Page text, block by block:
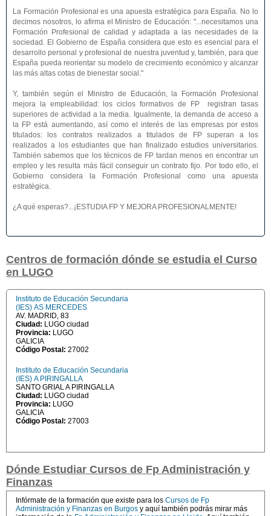
La Formación Profesional es una apuesta estratégica para España. No lo
decimos nosotros, lo afirma el Ministro de Educación: "...necesitamos una
Formación Profesional de calidad y adaptada a las necesidades de la
sociedad. El Gobierno de España considera que esto es esencial para el
desarrollo personal y profesional de nuestra juventud y, también, para que
España pueda reorientar su modelo de crecimiento económico y alcanzar
las más altas cotas de bienestar social."
Y, también según el Ministro de Educación, la Formación Profesional
mejora la empleabilidad: los ciclos formativos de FP registran tasas
superiores de actividad a la media. Igualmente, la demanda de acceso a
la FP está aumentando, así como el interés de las empresas por estos
titulados: los contratos realizados a titulados de FP superan a los
realizados a los estudiantes que han finalizado estudios universitarios.
También sabemos que los técnicos de FP tardan menos en encontrar un
empleo y les resulta más fácil conseguir un contrato fijo. Por todo ello, el
Gobierno considera la Formación Profesional como una apuesta
estratégica.
¿A qué esperas?...¡ESTUDIA FP Y MEJORA PROFESIONALMENTE!
Centros de formación dónde se estudia el Curso
en LUGO
Instituto de Educación Secundaria
(IES) AS MERCEDES
AV. MADRID, 83
Ciudad: LUGO ciudad
Provincia: LUGO
GALICIA
Código Postal: 27002
Instituto de Educación Secundaria
(IES) A PIRINGALLA
SANTO GRIAL A PIRINGALLA
Ciudad: LUGO ciudad
Provincia: LUGO
GALICIA
Código Postal: 27003
Dónde Estudiar Cursos de Fp Administración y
Finanzas
Infórmate de la formación que existe para los Cursos de Fp
Administración y Finanzas en Burgos y aquí también podrás mirar más